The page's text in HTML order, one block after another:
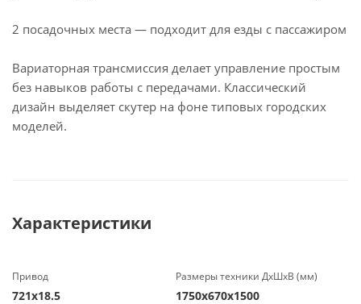
2 посадочных места — подходит для езды с пассажиром
Вариаторная трансмиссия делает управление простым
без навыков работы с передачами. Классический
дизайн выделяет скутер на фоне типовых городских
моделей.
Характеристики
Привод
721х18.5
Размеры техники ДхШхВ (мм)
1750х670х1500